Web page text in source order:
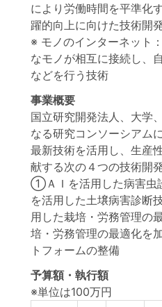
により労働時間を平準化
躍的向上に向けた技術開
※ モノのインターネット
なモノが相互に接続し、
などを行う技術
事業概要
国立研究開発法人、大学
なる研究コンソーシアム
最新技術を活用し、生産
献する次の４つの技術開
①ＡＩを活用した病害虫
を活用した土壌病害診
用した栽培・労務管理
培・労務管理の最適化を
トフォームの整備
予算額・執行額
※単位は100万円